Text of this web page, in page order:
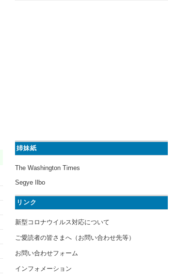
姉妹紙
The Washington Times
Segye Ilbo
リンク
新型コロナウイルス対応について
ご愛読者の皆さまへ（お問い合わせ先等）
お問い合わせフォーム
インフォメーション